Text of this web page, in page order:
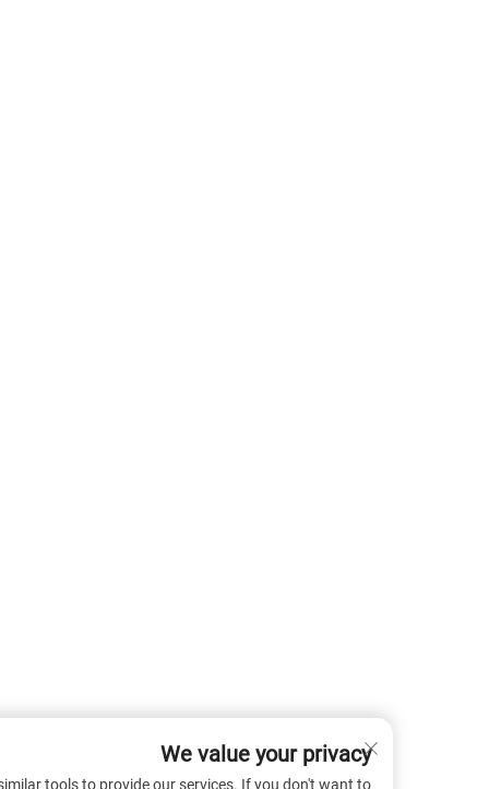
We value your privacy
cookies and similar tools to provide our services. If you don't want to